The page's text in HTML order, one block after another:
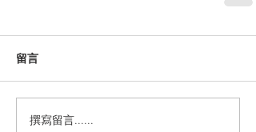
留言
撰寫留言......